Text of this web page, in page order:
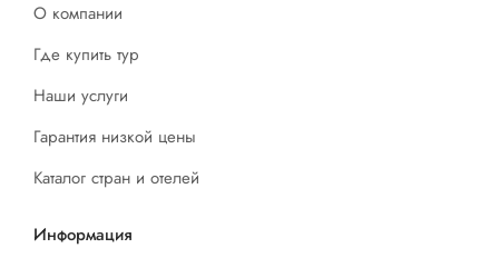
О компании
Где купить тур
Наши услуги
Гарантия низкой цены
Каталог стран и отелей
Информация